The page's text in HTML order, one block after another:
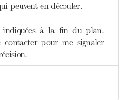
peuvent en découler.
indiquées à la fin du plan.
contacter pour me signaler